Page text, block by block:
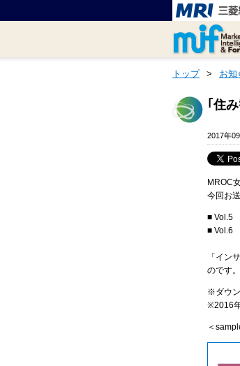
トップ > お知
｢住
2017年
MROC
今回お
■ Vol.5
■ Vol.6
「イン
のです
※ダウン
※2016
＜